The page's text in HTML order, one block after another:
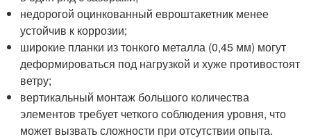
недорогой оцинкованный евроштакетник менее
устойчив к коррозии;
широкие планки из тонкого металла (0,45 мм) могут
деформироваться под нагрузкой и хуже противостоят
ветру;
вертикальный монтаж большого количества
элементов требует четкого соблюдения уровня, что
может вызвать сложности при отсутствии опыта.